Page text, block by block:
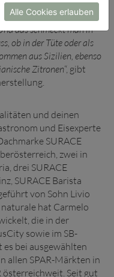
„Auf der Suche
mit Lieferanten
das schmeckt man in
ob in der Tüte oder als
aus Sizilien, ebenso
Zitronen“, gibt
und deinen
und Eisexperte
SURACE
zwei in
drei SURACE
SURACE Barista
von Sohn Livio
naturale hat Carmelo
die in der
sowie im SB-
bei ausgewählten
allen SPAR-Märkten in
österreichweit. Seit gut
Alle Cookies erlauben